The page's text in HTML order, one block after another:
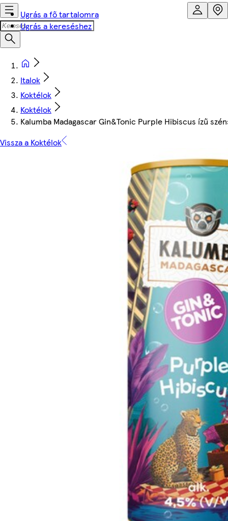
Ugrás a fő tartalomra
Ugrás a kereséshez
Italok
Koktélok
Koktélok
Kalumba Madagascar Gin&Tonic Purple Hibiscus ízű
Vissza a Koktélok